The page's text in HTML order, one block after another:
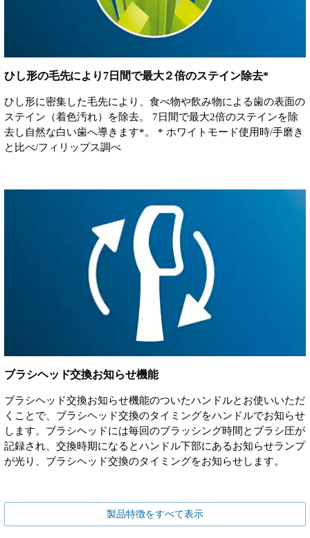
ひし形の毛先により7日間で最大２倍のステイン除去*
ひし形に密集した毛先により、食べ物や飲み物による歯の表面の
ステイン（着色汚れ）を除去。 7日間で最大2倍のステインを除
去し自然な白い歯へ導きます*。 * ホワイトモード使用時/手磨き
と比べ/フィリップス調べ
ブラシヘッド交換お知らせ機能
ブラシヘッド交換お知らせ機能のついたハンドルとお使いいただ
くことで、ブラシヘッド交換のタイミングをハンドルでお知らせ
します。ブラシヘッドには毎回のブラッシング時間とブラシ圧が
記録され、交換時期になるとハンドル下部にあるお知らせランプ
が光り、ブラシヘッド交換のタイミングをお知らせします。
製品特徴をすべて表示